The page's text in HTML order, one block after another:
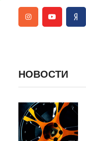
НОВОСТИ